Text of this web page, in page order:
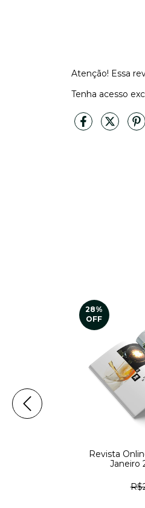
Atenção! Essa
Tenha acesso
28%
OFF
Revista
Janeiro